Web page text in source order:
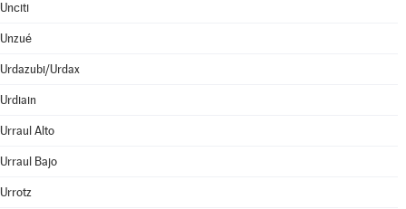
Unciti
Unzué
Urdazubi/Urdax
Urdiain
Urraul Alto
Urraul Bajo
Urrotz